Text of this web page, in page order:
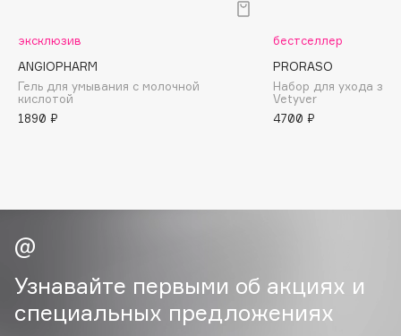
Bobbi Brown
BOOMSHOP
BORK
Brunello Cucinelli
C
Cadence
эксклюзив
ANGIOPHARM
Гель для умывания с молочной
кислотой
1890 ₽
бестселлер
PRORASO
Набор для ухода за
Vetyver
4700 ₽
Узнавайте первыми об акциях и
специальных предложениях